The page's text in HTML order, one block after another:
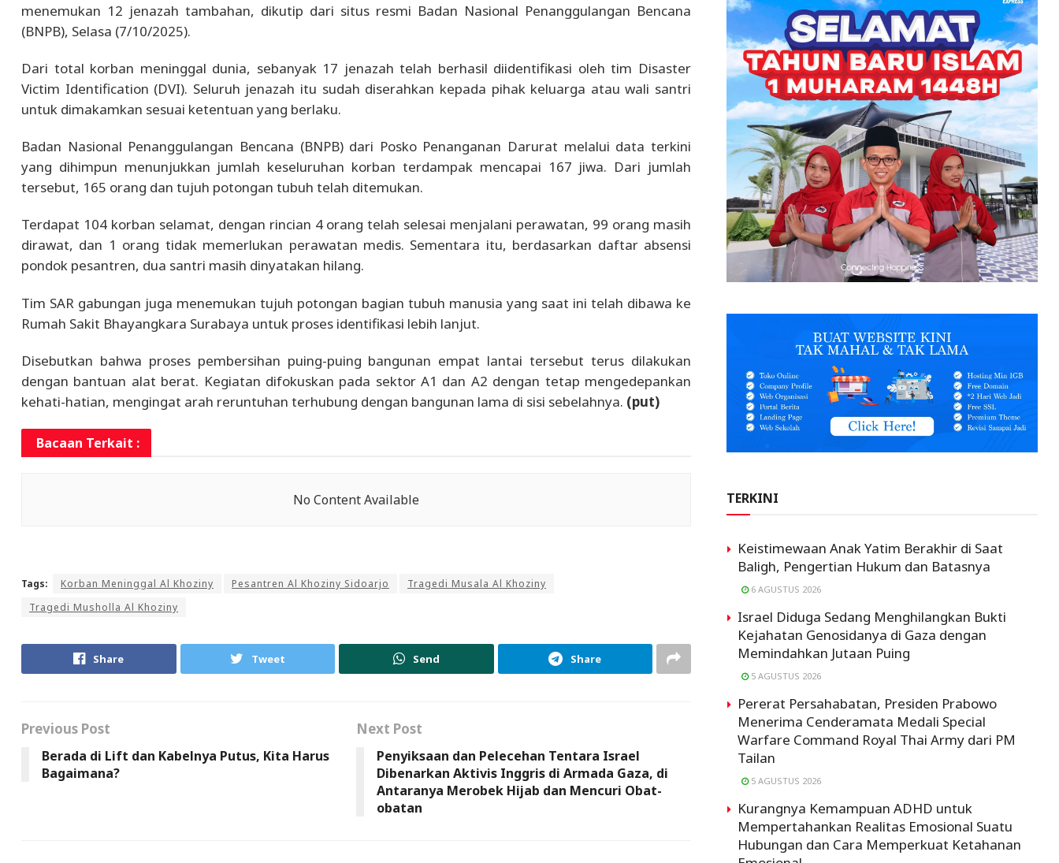
menemukan 12 jenazah tambahan, dikutip dari situs resmi Badan Nasional Penanggulangan Bencana
(BNPB), Selasa (7/10/2025).
Dari total korban meninggal dunia, sebanyak 17 jenazah telah berhasil diidentifikasi oleh tim Disaster
Victim Identification (DVI). Seluruh jenazah itu sudah diserahkan kepada pihak keluarga atau wali santri
untuk dimakamkan sesuai ketentuan yang berlaku.
Badan Nasional Penanggulangan Bencana (BNPB) dari Posko Penanganan Darurat melalui data terkini
yang dihimpun menunjukkan jumlah keseluruhan korban terdampak mencapai 167 jiwa. Dari jumlah
tersebut, 165 orang dan tujuh potongan tubuh telah ditemukan.
Terdapat 104 korban selamat, dengan rincian 4 orang telah selesai menjalani perawatan, 99 orang masih
dirawat, dan 1 orang tidak memerlukan perawatan medis. Sementara itu, berdasarkan daftar absensi
pondok pesantren, dua santri masih dinyatakan hilang.
Tim SAR gabungan juga menemukan tujuh potongan bagian tubuh manusia yang saat ini telah dibawa ke
Rumah Sakit Bhayangkara Surabaya untuk proses identifikasi lebih lanjut.
Disebutkan bahwa proses pembersihan puing-puing bangunan empat lantai tersebut terus dilakukan
dengan bantuan alat berat. Kegiatan difokuskan pada sektor A1 dan A2 dengan tetap mengedepankan
kehati-hatian, mengingat arah reruntuhan terhubung dengan bangunan lama di sisi sebelahnya. (put)
Bacaan Terkait :
No Content Available
Tags: Korban Meninggal Al Khoziny Pesantren Al Khoziny Sidoarjo
Tragedi Musala Al Khoziny
Tragedi Musholla Al Khoziny
Share Tweet Send Share
Previous Post
Berada di Lift dan Kabelnya Putus, Kita Harus
Bagaimana?
Next Post
Penyiksaan dan Pelecehan Tentara Israel
Dibenarkan Aktivis Inggris di Armada Gaza, di
Antaranya Merobek Hijab dan Mencuri Obat-
obatan
TERKINI
Keistimewaan Anak Yatim Berakhir di Saat
Baligh, Pengertian Hukum dan Batasnya
6 AGUSTUS 2026
Israel Diduga Sedang Menghilangkan Bukti
Kejahatan Genosidanya di Gaza dengan
Memindahkan Jutaan Puing
5 AGUSTUS 2026
Pererat Persahabatan, Presiden Prabowo
Menerima Cenderamata Medali Special
Warfare Command Royal Thai Army dari PM
Tailan
5 AGUSTUS 2026
Kurangnya Kemampuan ADHD untuk
Mempertahankan Realitas Emosional Suatu
Hubungan dan Cara Memperkuat Ketahanan